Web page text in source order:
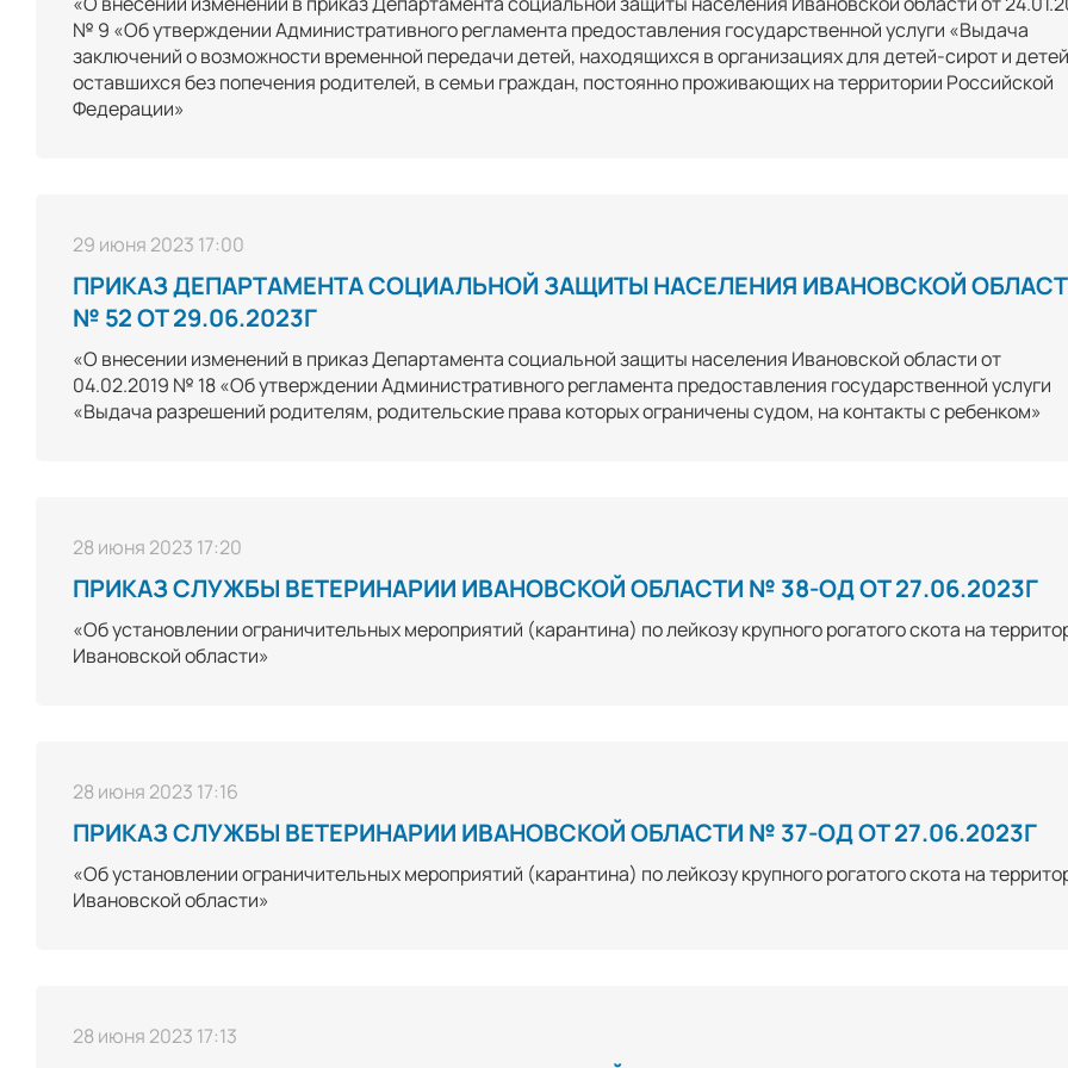
№ 9 «Об утверждении Административного регламента предоставления государственной услуги «Выдача
заключений о возможности временной передачи детей, находящихся в организациях для детей-сирот и
оставшихся без попечения родителей, в семьи граждан, постоянно проживающих на территории Российской
Федерации»
29 июня 2023 17:00
ПРИКАЗ ДЕПАРТАМЕНТА СОЦИАЛЬНОЙ ЗАЩИТЫ НАСЕЛЕНИЯ ИВАНОВСКОЙ
№ 52 ОТ 29.06.2023Г
«О внесении изменений в приказ Департамента социальной защиты населения Ивановской области от
04.02.2019 № 18 «Об утверждении Административного регламента предоставления государственной услуги
«Выдача разрешений родителям, родительские права которых ограничены судом, на контакты с ребенком»
28 июня 2023 17:20
ПРИКАЗ СЛУЖБЫ ВЕТЕРИНАРИИ ИВАНОВСКОЙ ОБЛАСТИ № 38-ОД ОТ 27.06.2023Г
«Об установлении ограничительных мероприятий (карантина) по лейкозу крупного рогатого скота на
Ивановской области»
28 июня 2023 17:16
ПРИКАЗ СЛУЖБЫ ВЕТЕРИНАРИИ ИВАНОВСКОЙ ОБЛАСТИ № 37-ОД ОТ 27.06.2023Г
«Об установлении ограничительных мероприятий (карантина) по лейкозу крупного рогатого скота на
Ивановской области»
28 июня 2023 17:13